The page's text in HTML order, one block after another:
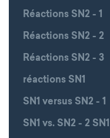
Réactions SN2 - 1
Réactions SN2 - 2
Réactions SN2 - 3
réactions SN1
SN1 versus SN2 - 1
SN1 vs. SN2 - 2